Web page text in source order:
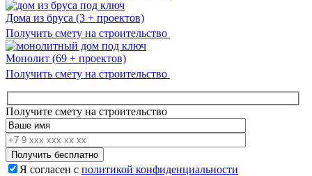
Дома из бруса (3 + проектов)
Получить смету на строительство
Монолит (69 + проектов)
Получить смету на строительство
Получите смету на строительство
Я согласен с политикой конфиденциальности